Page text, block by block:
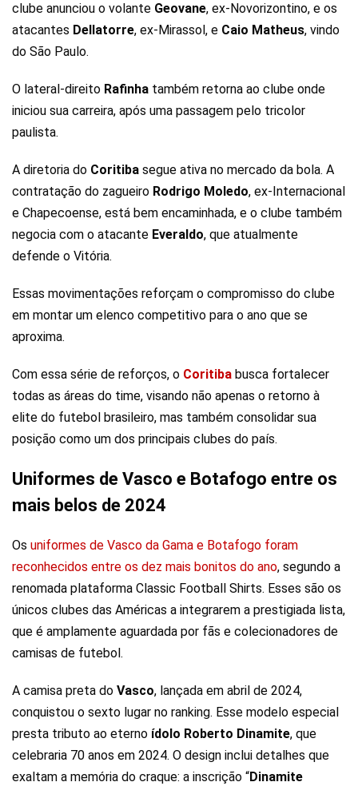
clube anunciou o volante Geovane, ex-Novorizontino, e os
atacantes Dellatorre, ex-Mirassol, e Caio Matheus, vindo
do São Paulo.
O lateral-direito Rafinha também retorna ao clube onde
iniciou sua carreira, após uma passagem pelo tricolor
paulista.
A diretoria do Coritiba segue ativa no mercado da bola. A
contratação do zagueiro Rodrigo Moledo, ex-Internacional
e Chapecoense, está bem encaminhada, e o clube também
negocia com o atacante Everaldo, que atualmente
defende o Vitória.
Essas movimentações reforçam o compromisso do clube
em montar um elenco competitivo para o ano que se
aproxima.
Com essa série de reforços, o Coritiba busca fortalecer
todas as áreas do time, visando não apenas o retorno à
elite do futebol brasileiro, mas também consolidar sua
posição como um dos principais clubes do país.
Uniformes de Vasco e Botafogo entre os
mais belos de 2024
Os uniformes de Vasco da Gama e Botafogo foram
reconhecidos entre os dez mais bonitos do ano, segundo a
renomada plataforma Classic Football Shirts. Esses são os
únicos clubes das Américas a integrarem a prestigiada lista,
que é amplamente aguardada por fãs e colecionadores de
camisas de futebol.
A camisa preta do Vasco, lançada em abril de 2024,
conquistou o sexto lugar no ranking. Esse modelo especial
presta tributo ao eterno ídolo Roberto Dinamite, que
celebraria 70 anos em 2024. O design inclui detalhes que
exaltam a memória do craque: a inscrição “Dinamite